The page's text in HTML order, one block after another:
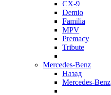
CX-9
Demio
Familia
MPV
Premacy
Tribute
Mercedes-Benz
Назад
Mercedes-Benz